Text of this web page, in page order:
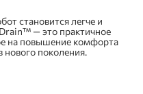
становится легче и
— это практичное
на повышение комфорта
нового поколения.